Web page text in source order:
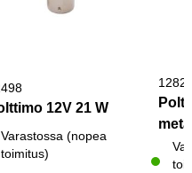
12V 21 W
Varastossa (nopea
toimitus)